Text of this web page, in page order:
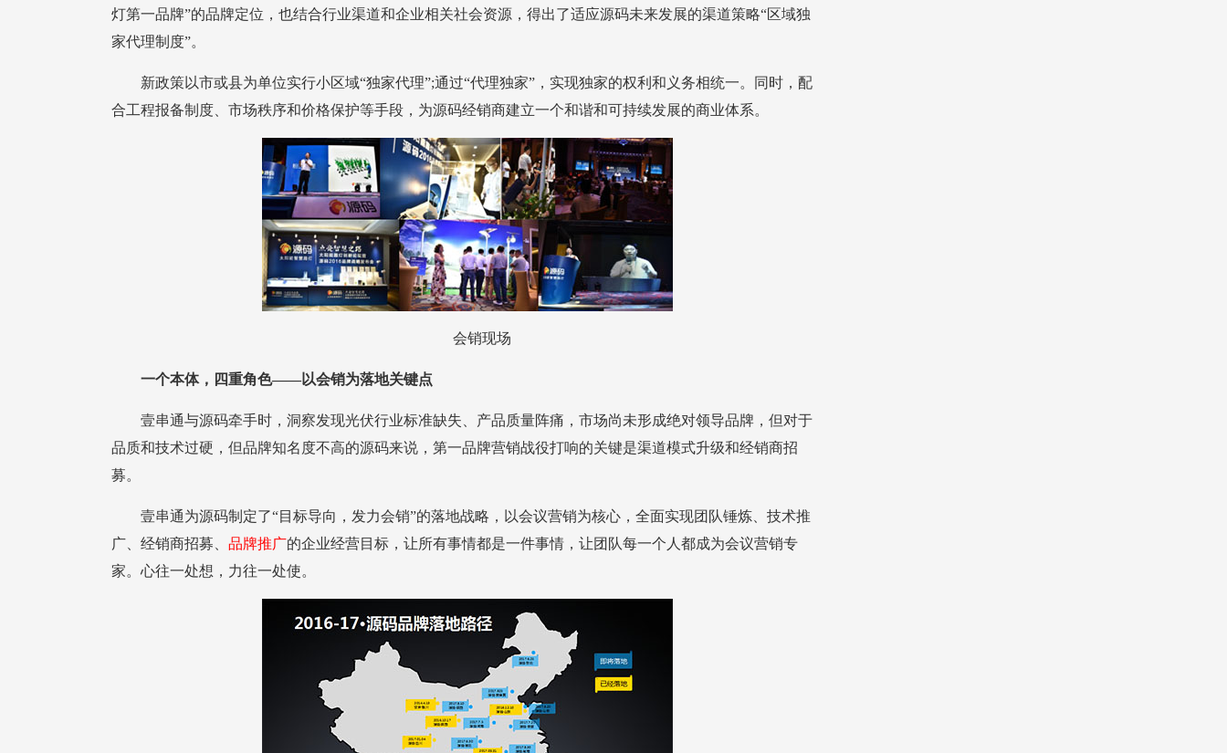
家代理制度”。
合工程报备制度、市场秩序和价格保护等手段，为源码经销商建立一个和谐和可持续发展的商业体系。
会销现场
一个本体，四重角色——以会销为落地关键点
募。
广、经销商招募、 品牌推广
家。心往一处想，力往一处使。